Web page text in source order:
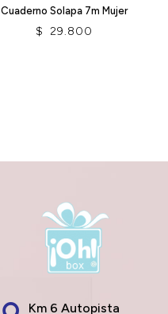
Cuaderno Solapa 7m Mujer
$ 29.800
Km 6 Autopista